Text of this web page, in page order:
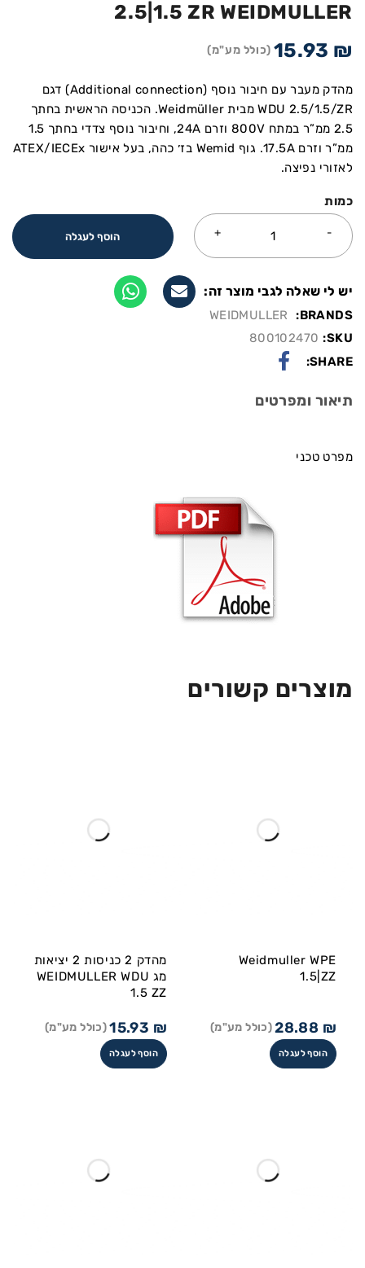
2.5|1.5 ZR WEIDMULLER
15.93 ₪ (כולל מע"מ)
מהדק מעבר עם חיבור נוסף (Additional connection) דגם
WDU 2.5/1.5/ZR מבית Weidmüller. הכניסה הראשית בחתך
2.5 ממ”ר במתח 800V וזרם 24A, וחיבור נוסף צדדי בחתך 1.5
ממ”ר וזרם 17.5A. גוף Wemid בז׳ כהה, בעל אישור ATEX/IECEx
לאזורי נפיצה.
כמות
הוסף לעגלה
יש לי שאלה לגבי מוצר זה:
BRANDS:
WEIDMULLER
SKU:
800102470
SHARE:
תיאור ומפרטים
מפרט טכני
מוצרים קשורים
Weidmuller WPE
1.5|ZZ
28.88 ₪ (כולל מע"מ)
הוסף לעגלה
מהדק 2 כניסות 2 יציאות
מג WEIDMULLER WDU
1.5 ZZ
15.93 ₪ (כולל מע"מ)
הוסף לעגלה